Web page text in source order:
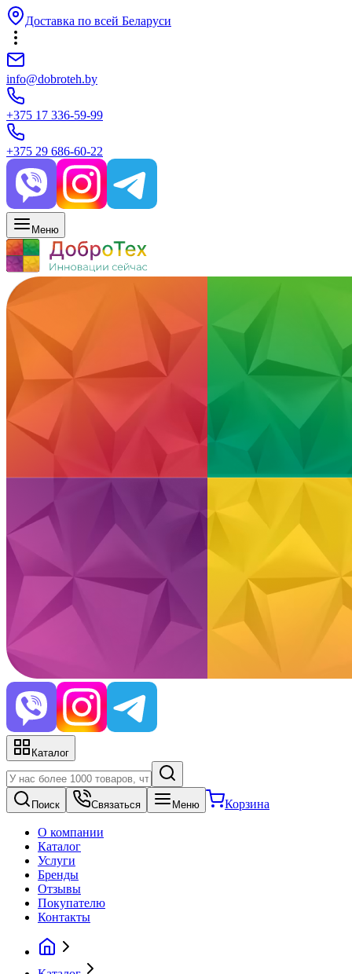
Доставка по всей Беларуси
info@dobroteh.by
+375 17 336-59-99
+375 29 686-60-22
Меню
Каталог
Поиск Связаться Меню Корзина
О компании
Каталог
Услуги
Бренды
Отзывы
Покупателю
Контакты